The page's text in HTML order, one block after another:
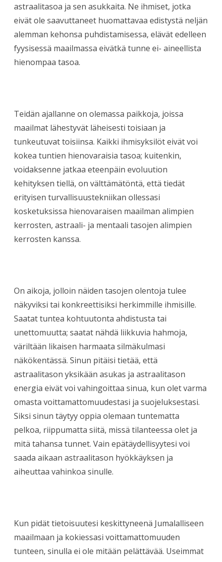
astraalitasoa ja sen asukkaita. Ne ihmiset, jotka
eivät ole saavuttaneet huomattavaa edistystä neljän
alemman kehonsa puhdistamisessa, elävät edelleen
fyysisessä maailmassa eivätkä tunne ei- aineellista
hienompaa tasoa.
Teidän ajallanne on olemassa paikkoja, joissa
maailmat lähestyvät läheisesti toisiaan ja
tunkeutuvat toisiinsa. Kaikki ihmisyksilöt eivät voi
kokea tuntien hienovaraisia tasoa; kuitenkin,
voidaksenne jatkaa eteenpäin evoluution
kehityksen tiellä, on välttämätöntä, että tiedät
erityisen turvallisuustekniikan ollessasi
kosketuksissa hienovaraisen maailman alimpien
kerrosten, astraali- ja mentaali tasojen alimpien
kerrosten kanssa.
On aikoja, jolloin näiden tasojen olentoja tulee
näkyviksi tai konkreettisiksi herkimmille ihmisille.
Saatat tuntea kohtuutonta ahdistusta tai
unettomuutta; saatat nähdä liikkuvia hahmoja,
väriltään likaisen harmaata silmäkulmasi
näkökentässä. Sinun pitäisi tietää, että
astraalitason yksikään asukas ja astraalitason
energia eivät voi vahingoittaa sinua, kun olet varma
omasta voittamattomuudestasi ja suojeluksestasi.
Siksi sinun täytyy oppia olemaan tuntematta
pelkoa, riippumatta siitä, missä tilanteessa olet ja
mitä tahansa tunnet. Vain epätäydellisyytesi voi
saada aikaan astraalitason hyökkäyksen ja
aiheuttaa vahinkoa sinulle.
Kun pidät tietoisuutesi keskittyneenä Jumalalliseen
maailmaan ja kokiessasi voittamattomuuden
tunteen, sinulla ei ole mitään pelättävää. Useimmat